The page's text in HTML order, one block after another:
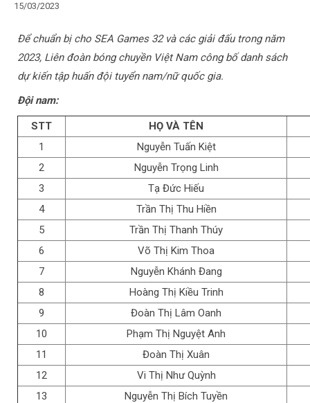
15/03/2023
Để chuẩn bị cho SEA Games 32 và các giải đấu trong năm
2023, Liên đoàn bóng chuyền Việt Nam công bố danh sách
dự kiến tập huấn đội tuyển nam/nữ quốc gia.
Đội nam:
STT
HỌ VÀ TÊN
1
Nguyễn Tuấn Kiệt
2
Nguyễn Trọng Linh
3
Tạ Đức Hiếu
4
Trần Thị Thu Hiền
5
Trần Thị Thanh Thúy
6
Võ Thị Kim Thoa
7
Nguyễn Khánh Đang
8
Hoàng Thị Kiều Trinh
9
Đoàn Thị Lâm Oanh
10
Phạm Thị Nguyệt Anh
11
Đoàn Thị Xuân
12
Vi Thị Như Quỳnh
13
Nguyễn Thị Bích Tuyền